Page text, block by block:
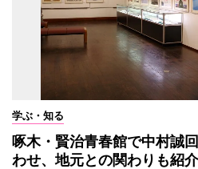
学ぶ・知る
啄木・賢治青春館で中村誠
わせ、地元との関わりも紹介